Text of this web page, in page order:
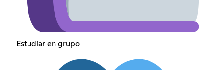
Estudiar en grupo